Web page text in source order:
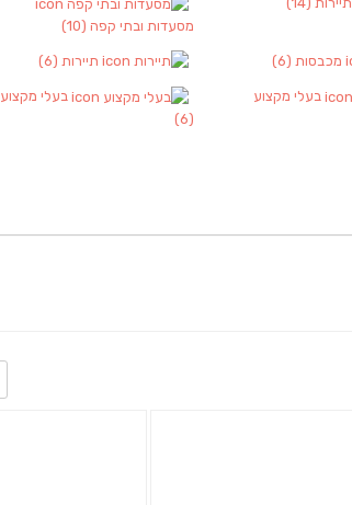
מסעדות ובתי קפה (10)
מכבסות (6) תיירות (6)
בעלי מקצוע
בעלי מקצוע
(6)